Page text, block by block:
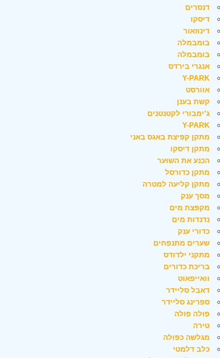
דנסרים
דיסקו
דינוזאור
בומבמלה
בומבמלה
אנגרי בירדס
Y-PARK
אוורסט
קשת בענן
ג'ימבורי לקטנטנים
Y-PARK
מתקן קפיצת באגס באני
מתקן דיסקו
הכנע את השוער
מתקן כדורסל
מתקן קליעה למטרה
מסך ענק
מקפצת מים
נדנדות מים
כדורי ענק
שערים מתנפחים
מתקני ילדודס
בריכת כדורים
וואייפאוט
דאבל סליידר
ספרינג סליידר
פולה פולה
טירה
מגלשה כפולה
כלב דלמטי